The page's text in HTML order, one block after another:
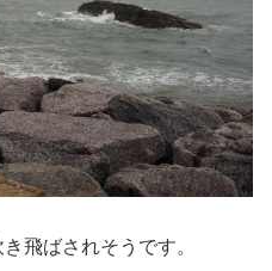
飛ばされそうです。